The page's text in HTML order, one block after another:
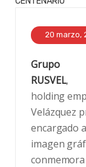
20 marzo,
Grupo
RUSVEL,
holding
Velázquez
encargado
imagen